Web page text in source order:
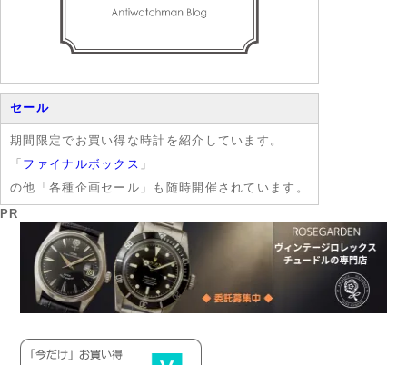
セール
期間限定でお買い得な時計を紹介しています。
「 ファイナルボックス 」
の他「各種企画セール」も随時開催されています。
PR